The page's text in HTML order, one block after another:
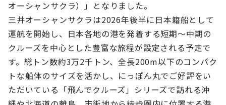
オーシャンサクラ）」となりました。
三井オーシャンサクラは2026年後半に日本籍船として
運航を開始し、日本各地の港を発着する短期～中期の
クルーズを中心とした豊富な旅程が設定される予定で
す。総トン数約3万2千トン、全長200m以下のコンパク
トな船体のサイズを活かし、にっぽん丸でご好評をい
ただいている「飛んでクルーズ」シリーズで訪れる沖